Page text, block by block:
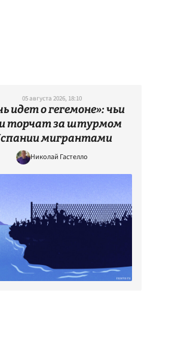
05 августа 2026, 18:10
идет о гегемоне»: чьи
торчат за штурмом
мигрантами
Николай Гастелло